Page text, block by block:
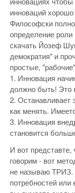
инноваций
Философски
определение
скачать Йозеф
демократия" и
простые,
1. Инновация
должно быть! Это
2. Останавливает
как менять.
3. Инновация
становится
И вот
говорим - вот
не называю ТРИЗ.
потребностей